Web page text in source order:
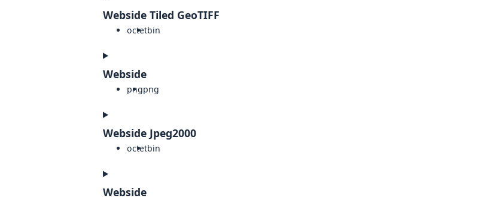
Webside Tiled GeoTIFF
octetbin
Webside
pngpng
Webside Jpeg2000
octetbin
Webside